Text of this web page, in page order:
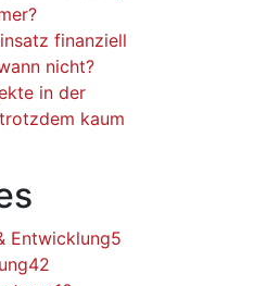
finanziell
nicht?
in der
kaum
Entwicklung5
42